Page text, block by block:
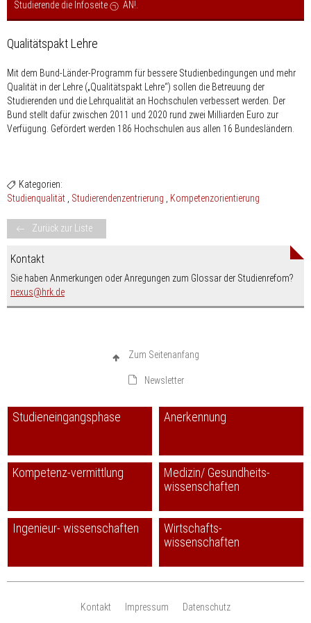
Studierende die Infoseite
AN!
Qualitätspakt Lehre
Mit dem Bund-Länder-Programm für bessere Studienbedingungen und mehr
Qualität in der Lehre („Qualitätspakt Lehre“) sollen die Betreuung der
Studierenden und die Lehrqualität an Hochschulen verbessert werden. Der
Bund stellt dafür zwischen 2011 und 2020 rund zwei Milliarden Euro zur
Verfügung. Gefördert werden 186 Hochschulen aus allen 16 Bundesländern.
Kategorien:
Studienqualität
Studierendenzentrierung Kompetenzorientierung
Zurück zur Liste
Kontakt
Sie haben Anmerkungen oder Anregungen zum Glossar der Studienrefom?
nexus
nospam-
hrk.de
Zum Seitenanfang
Newsletter
Studieneingangsphase Anerkennung
Kompetenz-vermittlung
Medizin/ Gesundheits-
wissenschaften
Ingenieur- wissenschaften
Wirtschafts-
wissenschaften
Kontakt Impressum Datenschutz